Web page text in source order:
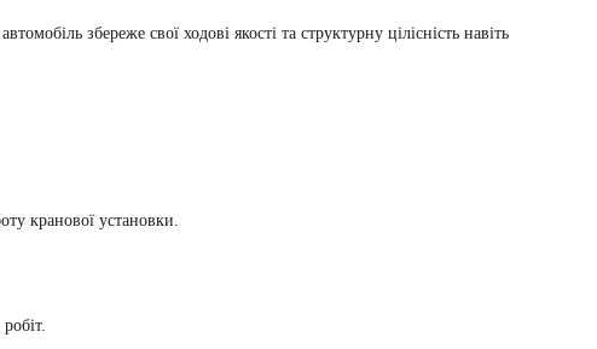
збереже свої ходові якості та структурну цілісність навіть
кранової установки.